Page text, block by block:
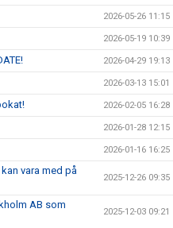
2026-05-26 11:15
2026-05-19 10:39
2026-04-29 19:13
2026-03-13 15:01
2026-02-05 16:28
2026-01-28 12:15
2026-01-16 16:25
vara med på
2025-12-26 09:35
AB som
2025-12-03 09:21